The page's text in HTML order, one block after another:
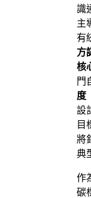
識
主
有
方
核
門
度
設
目
將
典
作
碳